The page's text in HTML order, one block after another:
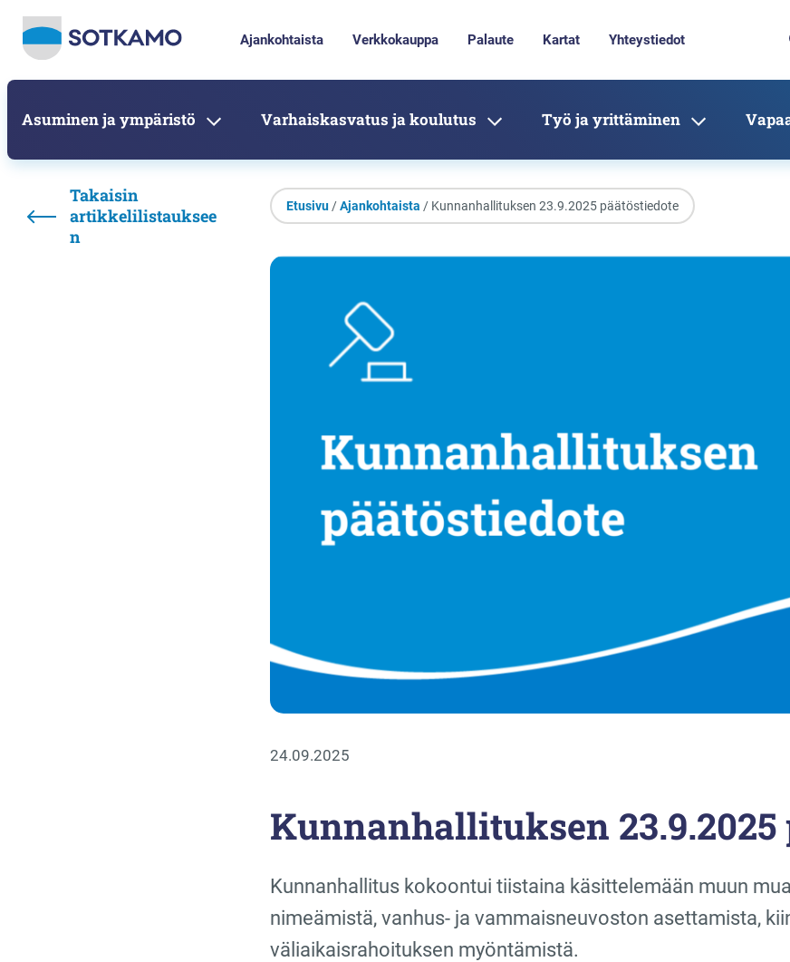
Ajankohtaista Verkkokauppa Palaute Kartat Yhteystiedot
Asuminen ja ympäristö Varhaiskasvatus ja koulutus Työ ja yrittäminen
Takaisin
artikkelilistauksee
n
Etusivu/Ajankohtaista / Kunnanhallituksen 23.9.2025 päätöstiedote
24.09.2025
Kunnanhallituksen 23.9.2025
Kunnanhallitus kokoontui tiistaina käsittelemään muun
nimeämistä, vanhus- ja vammaisneuvoston asettamista,
väliaikaisrahoituksen myöntämistä.